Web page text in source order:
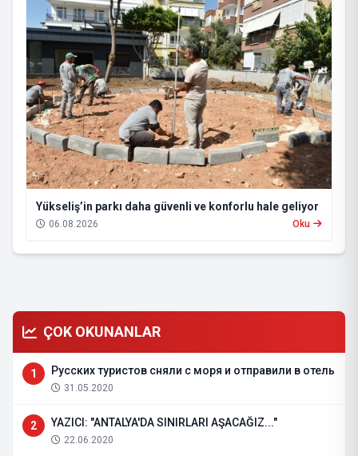
Yükseliş’in parkı daha güvenli ve konforlu hale geliyor
06.08.2026 Oku
ÇOK OKUNANLAR
1 Русских туристов сняли с моря и отправили в отель
31.05.2020
2 YAZICI: "ANTALYA'DA SINIRLARI AŞACAĞIZ..."
22.06.2020